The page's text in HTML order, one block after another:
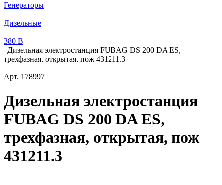
Генераторы
Дизельные
380 В
Дизельная электростанция FUBAG DS 200 DA ES,
трехфазная, открытая, пож 431211.3
Арт. 178997
Дизельная электростанция
FUBAG DS 200 DA ES,
трехфазная, открытая, пож
431211.3